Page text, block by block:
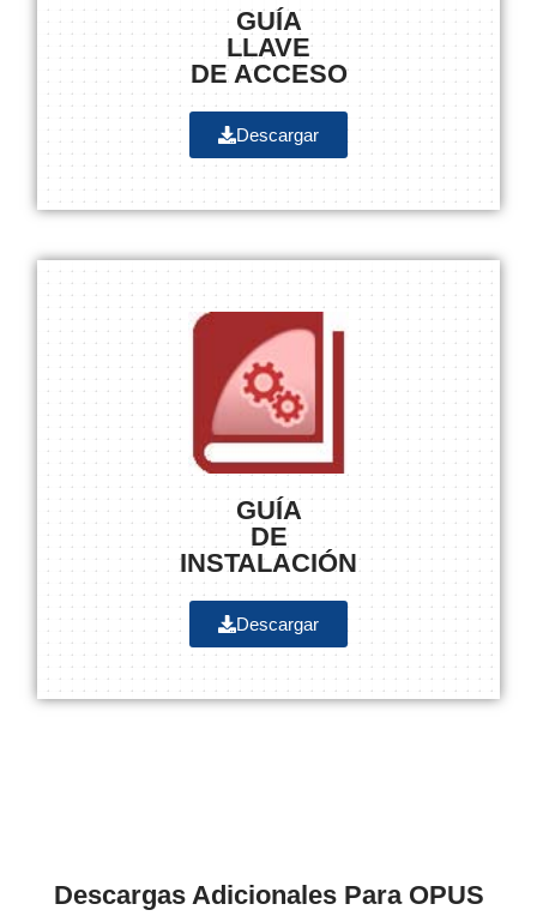
GUÍA
LLAVE
DE ACCESO
Descargar
GUÍA
DE
INSTALACIÓN
Descargar
Descargas Adicionales Para OPUS